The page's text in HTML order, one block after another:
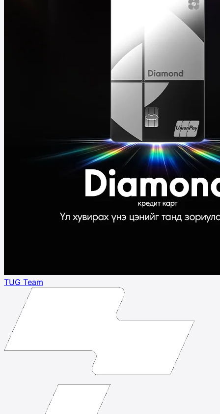
TUG Team